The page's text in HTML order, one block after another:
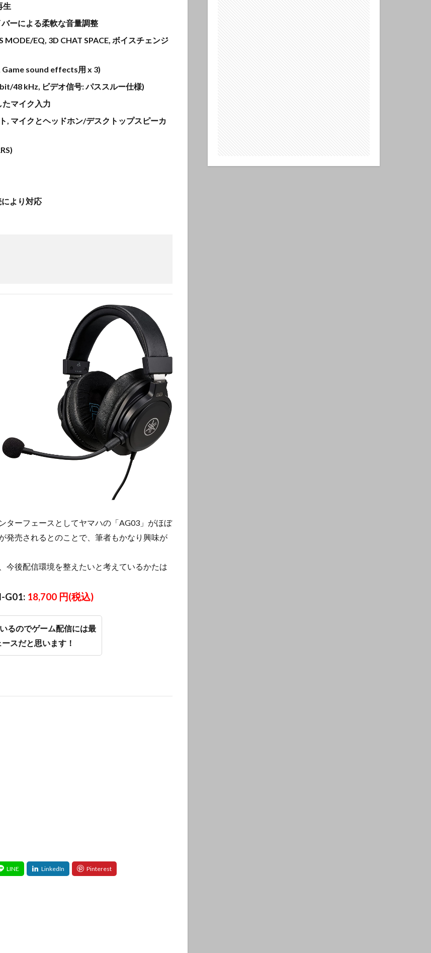
生
ーによる柔軟な音量調整
EQ, 3D CHAT SPACE, ボイスチェンジ
sound effects用 x 3)
48 kHz, ビデオ信号: パススルー仕様)
マイク入力
, マイクとヘッドホン/デスクトップスピーカ
より対応
ターフェースとしてヤマハの「AG03」がほぼ
発売されるとのことで、筆者もかなり興味が
今後配信環境を整えたいと考えているかたは
G01: 18,700 円(税込)
るのでゲーム配信には最
スだと思います！